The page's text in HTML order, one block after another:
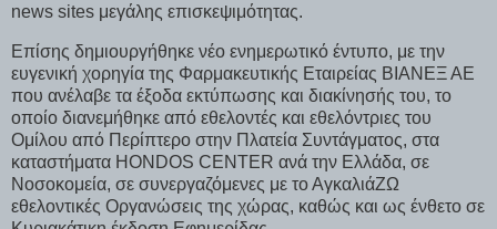
news sites μεγάλης επισκεψιμότητας.
Επίσης δημιουργήθηκε νέο ενημερωτικό έντυπο, με την
ευγενική χορηγία της Φαρμακευτικής Εταιρείας ΒΙΑΝΕΞ ΑΕ
που ανέλαβε τα έξοδα εκτύπωσης και διακίνησής του, το
οποίο διανεμήθηκε από εθελοντές και εθελόντριες του
Ομίλου από Περίπτερο στην Πλατεία Συντάγματος, στα
καταστήματα HONDOS CENTER ανά την Ελλάδα, σε
Νοσοκομεία, σε συνεργαζόμενες με το ΑγκαλιάΖΩ
εθελοντικές Οργανώσεις της χώρας, καθώς και ως ένθετο σε